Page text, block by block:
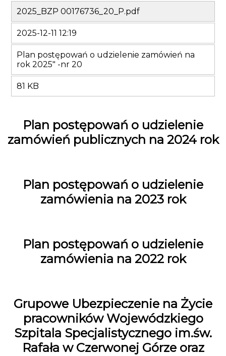
2025_BZP 00176736_20_P.pdf
2025-12-11 12:19
Plan postępowań o udzielenie zamówień na
rok 2025" -nr 20
81 KB
Plan postępowań o udzielenie
zamówień publicznych na 2024 rok
Plan postępowań o udzielenie
zamówienia na 2023 rok
Plan postępowań o udzielenie
zamówienia na 2022 rok
Grupowe Ubezpieczenie na Życie
pracowników Wojewódzkiego
Szpitala Specjalistycznego im.św.
Rafała w Czerwonej Górze oraz